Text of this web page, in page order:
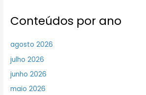
Conteúdos por ano
agosto 2026
julho 2026
junho 2026
maio 2026